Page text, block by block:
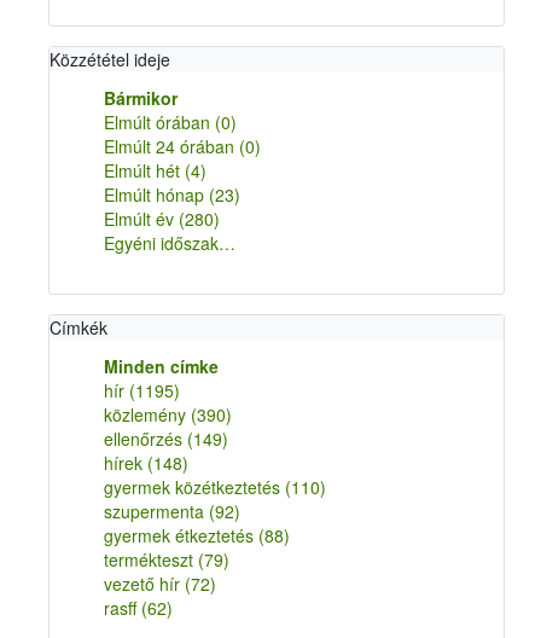
Közzététel ideje
Bármikor
Elmúlt órában (0)
Elmúlt 24 órában (0)
Elmúlt hét (4)
Elmúlt hónap (23)
Elmúlt év (280)
Egyéni időszak…
Címkék
Minden címke
hír (1195)
közlemény (390)
ellenőrzés (149)
hírek (148)
gyermek közétkeztetés (110)
szupermenta (92)
gyermek étkeztetés (88)
termékteszt (79)
vezető hír (72)
rasff (62)